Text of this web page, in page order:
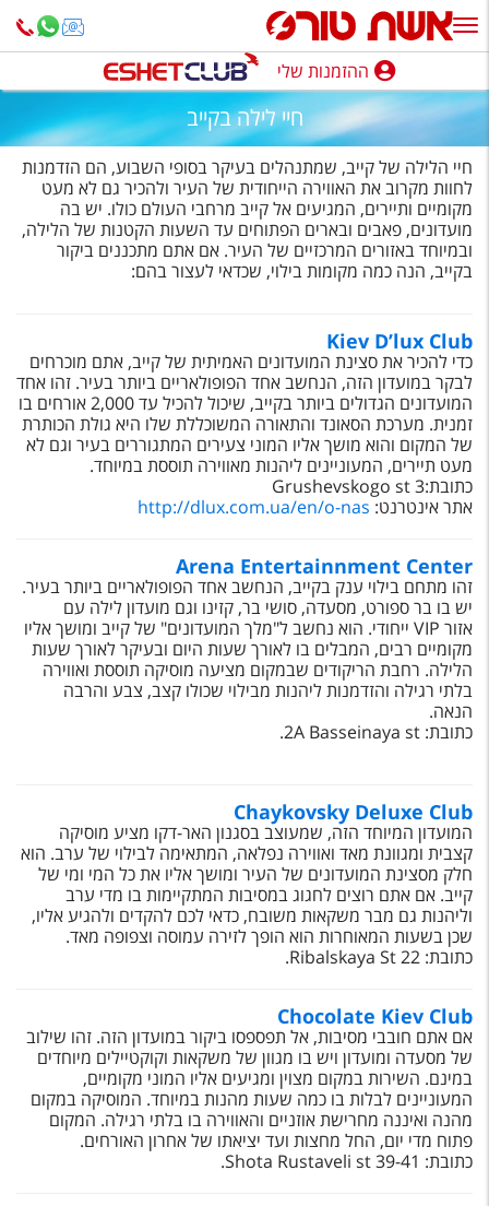
ההזמנות שלי
נופש בארץ
חופשה לפי סגנון
מלונות באילת
טיולים מאורגנים
חבילות נופש
הרגע האחרון
חבילות בריאות וספא
טיסות לחו"ל
Русский
קרוז
מגזין אשת
שירות לקוחות
תקנון
נגישות
עקבו אחרינו
ההזמנות שלי
חיי לילה בקייב
חיי הלילה של קייב, שמתנהלים בעיקר בסופי השבוע, הם הזדמנות
לחוות מקרוב את האווירה הייחודית של העיר ולהכיר גם לא מעט
מקומיים ותיירים, המגיעים אל קייב מרחבי העולם כולו. יש בה
מועדונים, פאבים ובארים הפתוחים עד השעות הקטנות של הלילה,
ובמיוחד באזורים המרכזיים של העיר. אם אתם מתכננים ביקור
בקייב, הנה כמה מקומות בילוי, שכדאי לעצור בהם:
Kiev D’lux Club
כדי להכיר את סצינת המועדונים האמיתית של קייב, אתם מוכרחים
לבקר במועדון הזה, הנחשב אחד הפופולאריים ביותר בעיר. זהו אחד
המועדונים הגדולים ביותר בקייב, שיכול להכיל עד 2,000 אורחים בו
זמנית. מערכת הסאונד והתאורה המשוכללת שלו היא גולת הכותרת
של המקום והוא מושך אליו המוני צעירים המתגוררים בעיר וגם לא
מעט תיירים, המעוניינים ליהנות מאווירה תוססת במיוחד.
כתובת:3 Grushevskogo st
אתר אינטרנט: http://dlux.com.ua/en/o-nas
Arena Entertainnment Center
זהו מתחם בילוי ענק בקייב, הנחשב אחד הפופולאריים ביותר בעיר.
יש בו בר ספורט, מסעדה, סושי בר, קזינו וגם מועדון לילה עם
אזור VIP ייחודי. הוא נחשב ל"מלך המועדונים" של קייב ומושך אליו
מקומיים רבים, המבלים בו לאורך שעות היום ובעיקר לאורך שעות
הלילה. רחבת הריקודים שבמקום מציעה מוסיקה תוססת ואווירה
בלתי רגילה והזדמנות ליהנות מבילוי שכולו קצב, צבע והרבה
הנאה.
כתובת: 2A Basseinaya st.
Chaykovsky Deluxe Club
המועדון המיוחד הזה, שמעוצב בסגנון האר-דקו מציע מוסיקה
קצבית ומגוונת מאד ואווירה נפלאה, המתאימה לבילוי של ערב. הוא
חלק מסצינת המועדונים של העיר ומושך אליו את כל המי ומי של
קייב. אם אתם רוצים לחגוג במסיבות המתקיימות בו מדי ערב
וליהנות גם מבר משקאות משובח, כדאי לכם להקדים ולהגיע אליו,
שכן בשעות המאוחרות הוא הופך לזירה עמוסה וצפופה מאד.
כתובת: 22 Ribalskaya St.
Chocolate Kiev Club
אם אתם חובבי מסיבות, אל תפספסו ביקור במועדון הזה. זהו שילוב
של מסעדה ומועדון ויש בו מגוון של משקאות וקוקטיילים מיוחדים
במינם. השירות במקום מצוין ומגיעים אליו המוני מקומיים,
המעוניינים לבלות בו כמה שעות מהנות במיוחד. המוסיקה במקום
מהנה ואיננה מחרישת אוזניים והאווירה בו בלתי רגילה. המקום
פתוח מדי יום, החל מחצות ועד יציאתו של אחרון האורחים.
כתובת: 39-41 Shota Rustaveli st.